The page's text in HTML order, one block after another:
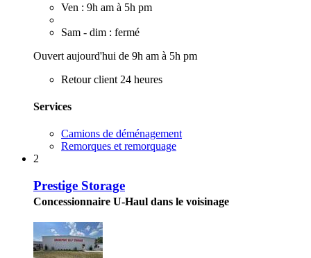
Ven : 9h am à 5h pm
Sam - dim : fermé
Ouvert aujourd'hui de 9h am à 5h pm
Retour client 24 heures
Services
Camions de déménagement
Remorques et remorquage
2
Prestige Storage
Concessionnaire U-Haul dans le voisinage